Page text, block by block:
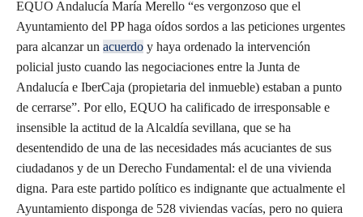
EQUO Andalucía María Merello “es vergonzoso que el
Ayuntamiento del PP haga oídos sordos a las peticiones urgentes
para alcanzar un acuerdo y haya ordenado la intervención
policial justo cuando las negociaciones entre la Junta de
Andalucía e IberCaja (propietaria del inmueble) estaban a punto
de cerrarse”. Por ello, EQUO ha calificado de irresponsable e
insensible la actitud de la Alcaldía sevillana, que se ha
desentendido de una de las necesidades más acuciantes de sus
ciudadanos y de un Derecho Fundamental: el de una vivienda
digna. Para este partido político es indignante que actualmente el
Ayuntamiento disponga de 528 viviendas vacías, pero no quiera